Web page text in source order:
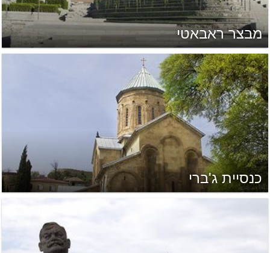
מבצר ראבאטי
כנסיית ג'ברי